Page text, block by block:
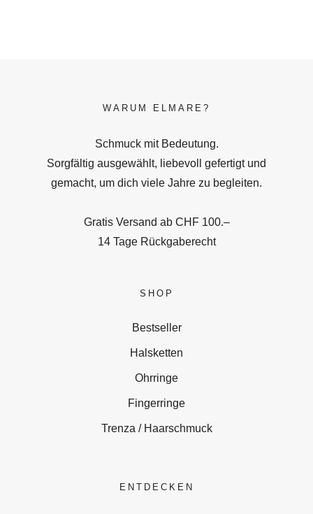
WARUM ELMARE?
Schmuck mit Bedeutung.
Sorgfältig ausgewählt, liebevoll gefertigt und
gemacht, um dich viele Jahre zu begleiten.
Gratis Versand ab CHF 100.–
14 Tage Rückgaberecht
SHOP
Bestseller
Halsketten
Ohrringe
Fingerringe
Trenza / Haarschmuck
ENTDECKEN